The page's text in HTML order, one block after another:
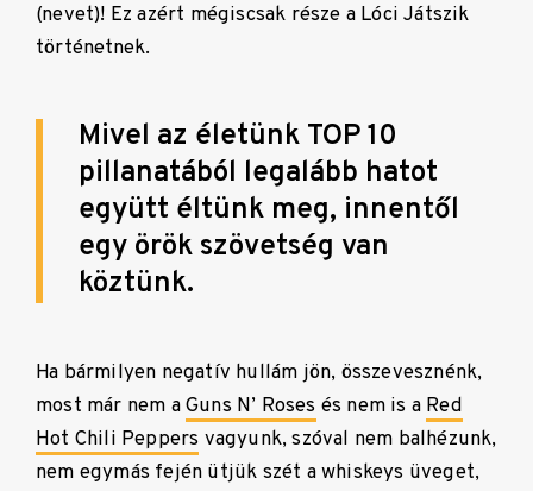
(nevet)! Ez azért mégiscsak része a Lóci Játszik
történetnek.
Mivel az életünk TOP 10
pillanatából legalább hatot
együtt éltünk meg, innentől
egy örök szövetség van
köztünk.
Ha bármilyen negatív hullám jön, összevesznénk,
most már nem aGuns N’ Roses és nem is a Red
Hot Chili Peppers vagyunk, szóval nem balhézunk,
nem egymás fején ütjük szét a whiskeys üveget,